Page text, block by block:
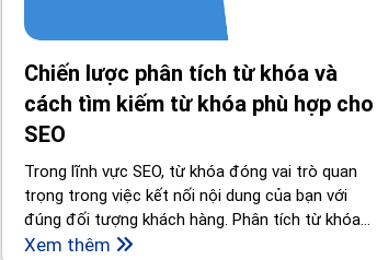
Chiến lược phân tích từ khóa và
cách tìm kiếm từ khóa phù hợp cho
SEO
Trong lĩnh vực SEO, từ khóa đóng vai trò quan
trọng trong việc kết nối nội dung của bạn với
đúng đối tượng khách hàng. Phân tích từ khóa
giúp bạn xác định những từ khóa phù hợp nhất
Xem thêm